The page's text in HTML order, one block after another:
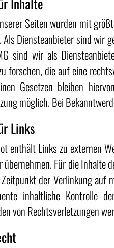
Seiten wurden mit
Als Diensteanbieter sind wir
sind wir als
forschen, die auf eine
Gesetzen bleiben
möglich. Bei
Links
enthält Links zu externen
übernehmen. Für die
der Verlinkung auf
inhaltliche Kontrolle
von Rechtsverletzungen